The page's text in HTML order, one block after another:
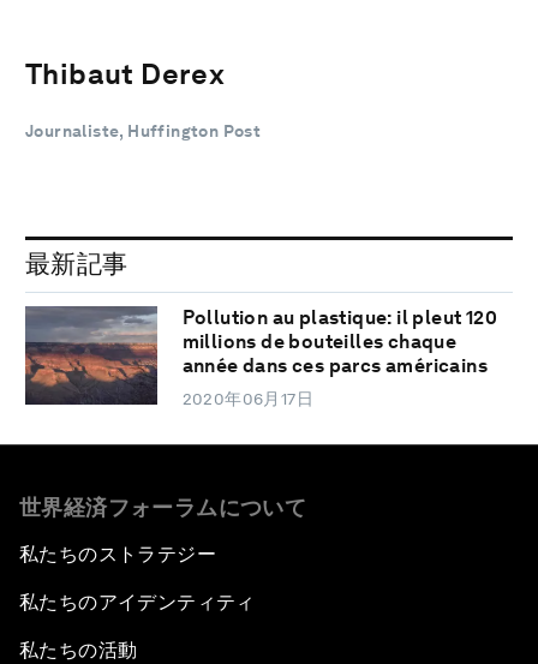
Thibaut Derex
Journaliste, Huffington Post
最新記事
Pollution au plastique: il pleut 120
millions de bouteilles chaque
année dans ces parcs américains
2020年06月17日
世界経済フォーラムについて
私たちのストラテジー
私たちのアイデンティティ
私たちの活動